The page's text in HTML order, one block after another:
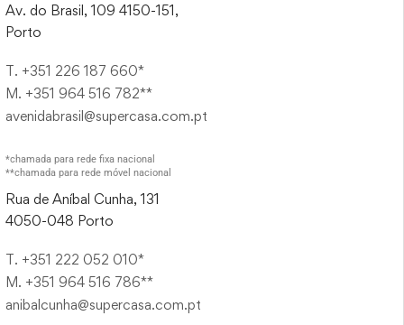
Av. do Brasil, 109 4150-151,
Porto
T. +351 226 187 660*
M. +351 964 516 782**
avenidabrasil@supercasa.com.pt
*chamada para rede fixa nacional
**chamada para rede móvel nacional
Rua de Aníbal Cunha, 131
4050-048 Porto
T. +351 222 052 010*
M. +351 964 516 786**
anibalcunha@supercasa.com.pt